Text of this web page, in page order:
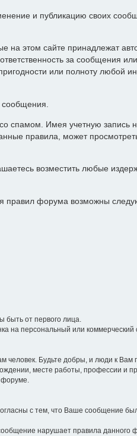
и публикацию своих
на этом сайте принадлежат
за сообщения или
или полноту любой
спамом. Имея учетную запись
правила, может
возместить любые
правил форума возможны
быть от первого лица.
на персональный или коммерческий
человек. Будьте добры, и люди к Вам
месте работы, профессии и
форуме.
с тем, что Ваше сообщение
нарушает правила данного